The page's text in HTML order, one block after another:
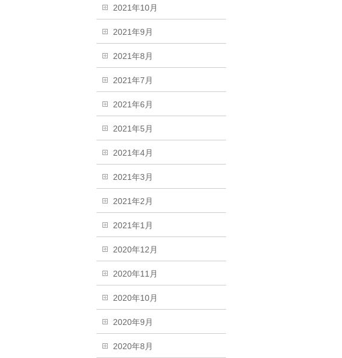
2021年10月
2021年9月
2021年8月
2021年7月
2021年6月
2021年5月
2021年4月
2021年3月
2021年2月
2021年1月
2020年12月
2020年11月
2020年10月
2020年9月
2020年8月